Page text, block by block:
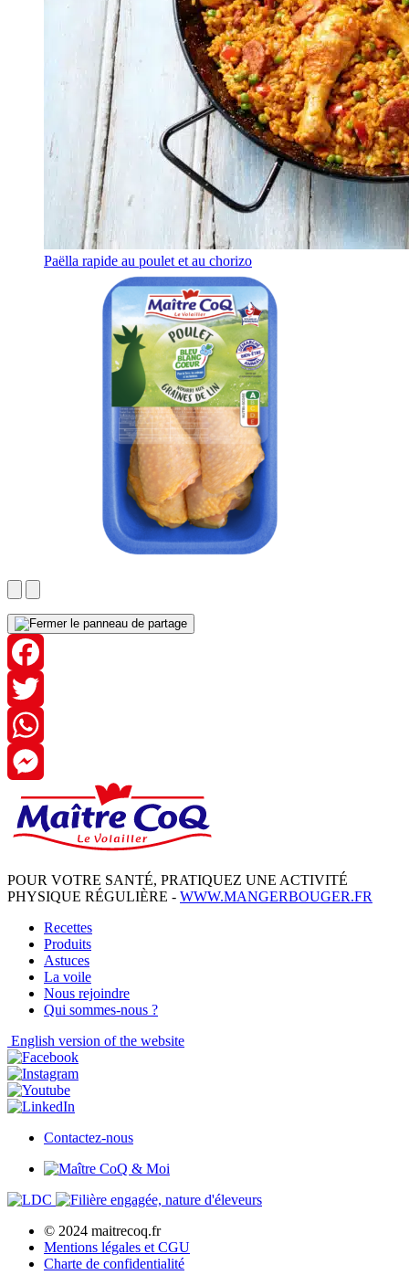
Paëlla rapide au poulet et au chorizo
Facebook
Twitter
WhatsApp
Messenger
POUR VOTRE SANTÉ, PRATIQUEZ UNE ACTIVITÉ
PHYSIQUE RÉGULIÈRE - WWW.MANGERBOUGER.FR
Recettes
Produits
Astuces
La voile
Nous rejoindre
Qui sommes-nous ?
English version of the website
Contactez-nous
© 2024 maitrecoq.fr
Mentions légales et CGU
Charte de confidentialité